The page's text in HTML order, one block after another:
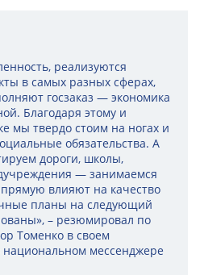
реализуются
в самых разных сферах,
госзаказ — экономика
Благодаря этому и
мы твердо стоим на ногах и
обязательства. А
дороги, школы,
— занимаемся
влияют на качество
планы на следующий
– резюмировал по
Томенко в своем
мессенджере